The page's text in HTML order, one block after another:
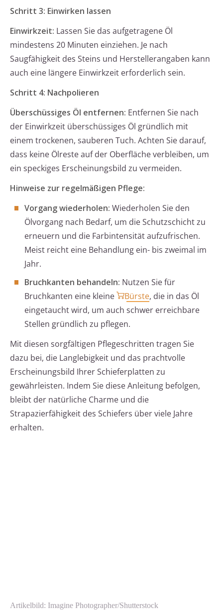
Schritt 3: Einwirken lassen
Einwirkzeit: Lassen Sie das aufgetragene Öl
mindestens 20 Minuten einziehen. Je nach
Saugfähigkeit des Steins und Herstellerangaben kann
auch eine längere Einwirkzeit erforderlich sein.
Schritt 4: Nachpolieren
Überschüssiges Öl entfernen: Entfernen Sie nach
der Einwirkzeit überschüssiges Öl gründlich mit
einem trockenen, sauberen Tuch. Achten Sie darauf,
dass keine Ölreste auf der Oberfläche verbleiben, um
ein speckiges Erscheinungsbild zu vermeiden.
Hinweise zur regelmäßigen Pflege:
Vorgang wiederholen: Wiederholen Sie den
Ölvorgang nach Bedarf, um die Schutzschicht zu
erneuern und die Farbintensität aufzufrischen.
Meist reicht eine Behandlung ein- bis zweimal im
Jahr.
Bruchkanten behandeln: Nutzen Sie für
Bruchkanten eine kleine
Bürste, die in das Öl
eingetaucht wird, um auch schwer erreichbare
Stellen gründlich zu pflegen.
Mit diesen sorgfältigen Pflegeschritten tragen Sie
dazu bei, die Langlebigkeit und das prachtvolle
Erscheinungsbild Ihrer Schieferplatten zu
gewährleisten. Indem Sie diese Anleitung befolgen,
bleibt der natürliche Charme und die
Strapazierfähigkeit des Schiefers über viele Jahre
erhalten.
Artikelbild: Imagine Photographer/Shutterstock